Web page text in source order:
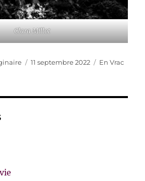
Clara Millot
Publié
11 septembre 2022 Catégories
En Vrac